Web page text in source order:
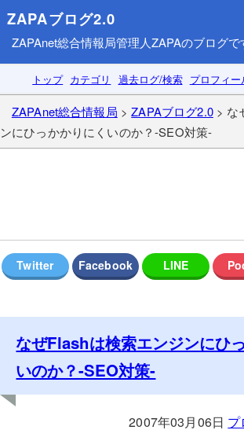
ZAPAブログ2.0
ZAPAnet総合情報局管理人ZAPAのブログで
トップ カテゴリ 過去ログ/検索 プロフィー
ZAPAnet総合情報局 >ZAPAブログ2.0> な
ンにひっかかりにくいのか？-SEO対策-
なぜFlashは検索エンジンにひ
いのか？-SEO対策-
2007年03月06日